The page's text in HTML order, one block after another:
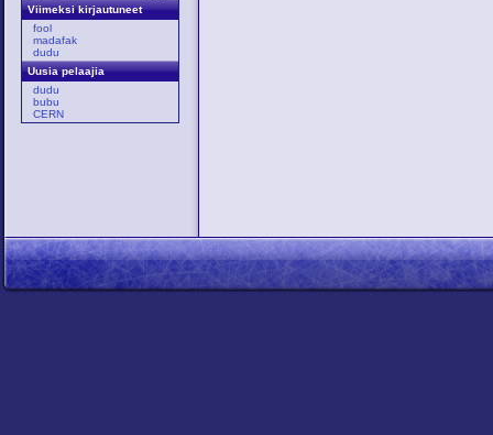
Viimeksi kirjautuneet
fool
madafak
dudu
Uusia pelaajia
dudu
bubu
CERN